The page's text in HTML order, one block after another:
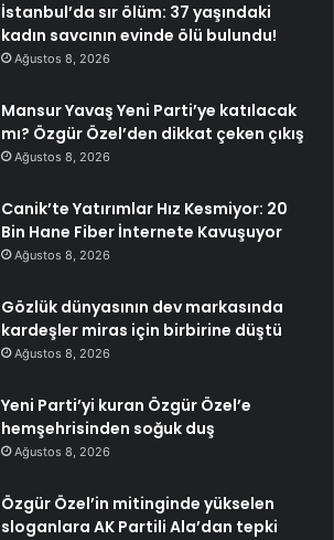
İstanbul’da sır ölüm: 37 yaşındaki
kadın savcının evinde ölü bulundu!
Ağustos 8, 2026
Mansur Yavaş Yeni Parti’ye katılacak
mı? Özgür Özel’den dikkat çeken çıkış
Ağustos 8, 2026
Canik’te Yatırımlar Hız Kesmiyor: 20
Bin Hane Fiber İnternete Kavuşuyor
Ağustos 8, 2026
Gözlük dünyasının dev markasında
kardeşler miras için birbirine düştü
Ağustos 8, 2026
Yeni Parti’yi kuran Özgür Özel’e
hemşehrisinden soğuk duş
Ağustos 8, 2026
Özgür Özel’in mitinginde yükselen
sloganlara AK Partili Ala’dan tepki